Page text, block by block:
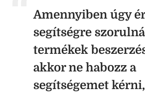
Amennyiben úgy
segítségre
termékek
akkor ne habozz a
segítségemet